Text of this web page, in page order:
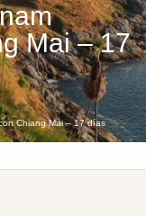
Mai – 17
Chiang Mai – 17 días